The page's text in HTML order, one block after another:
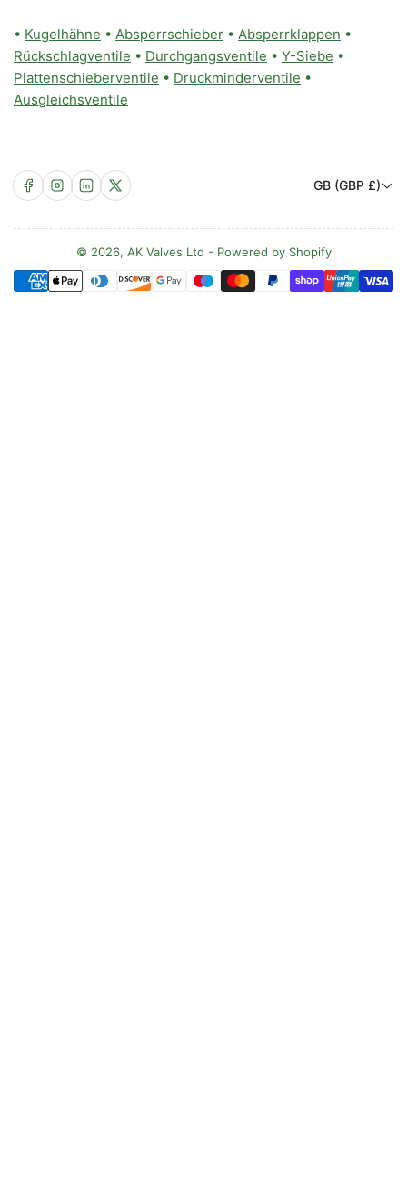
• Kugelhähne • Absperrschieber • Absperrklappen •
Rückschlagventile • Durchgangsventile • Y-Siebe •
Plattenschieberventile • Druckminderventile •
Ausgleichsventile
Facebook
Instagram
LinkedIn
X
L
n
d
/
R
GB (GBP £)
© 2026, AK Valves Ltd - Powered by Shopify
Zahlungsmethoden